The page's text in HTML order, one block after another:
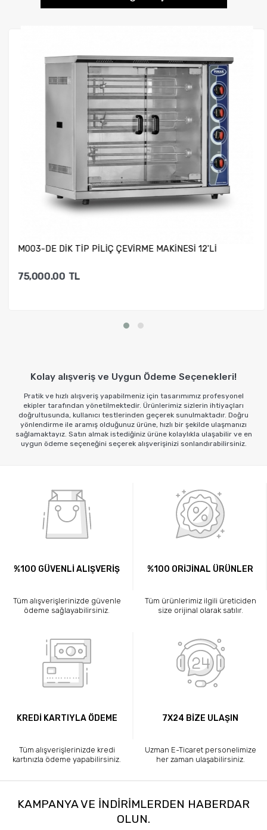
M003-DE DİK TİP PİLİÇ ÇEVİRME MAKİNESİ 12'Lİ
75,000.00 TL
Kolay alışveriş ve Uygun Ödeme Seçenekleri!
Pratik ve hızlı alışveriş yapabilmeniz için tasarımımız profesyonel
ekipler tarafından yönetilmektedir. Ürünlerimiz sizlerin ihtiyaçları
doğrultusunda, kullanıcı testlerinden geçerek sunulmaktadır. Doğru
yönlendirme ile aramış olduğunuz ürüne, hızlı bir şekilde ulaşmanızı
sağlamaktayız. Satın almak istediğiniz ürüne kolaylıkla ulaşabilir ve en
uygun ödeme seçeneğini seçerek alışverişinizi sonlandırabilirsiniz.
%100 GÜVENLİ ALIŞVERİŞ
Tüm alışverişlerinizde güvenle
ödeme sağlayabilirsiniz.
%100 ORİJİNAL ÜRÜNLER
Tüm ürünlerimiz ilgili üreticiden
size orijinal olarak satılır.
KREDİ KARTIYLA ÖDEME
Tüm alışverişlerinizde kredi
kartınızla ödeme yapabilirsiniz.
7X24 BİZE ULAŞIN
Uzman E-Ticaret personelimize
her zaman ulaşabilirsiniz.
KAMPANYA VE INDIRIMLERDEN HABERDAR
OLUN.